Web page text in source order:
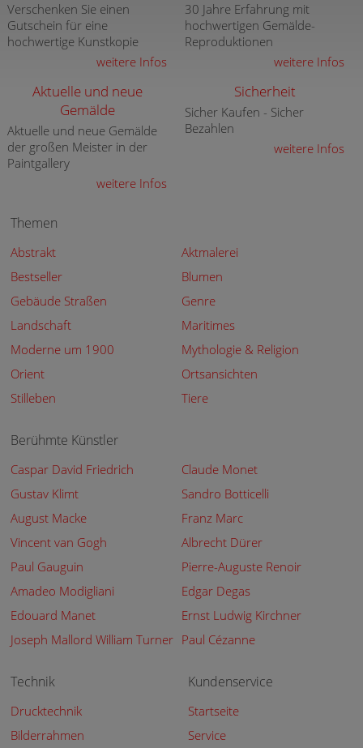
Verschenken Sie einen
Gutschein für eine
hochwertige Kunstkopie
weitere Infos
30 Jahre Erfahrung mit
hochwertigen Gemälde-
Reproduktionen
weitere Infos
Aktuelle und neue
Gemälde
Aktuelle und neue Gemälde
der großen Meister in der
Paintgallery
weitere Infos
Sicherheit
Sicher Kaufen - Sicher
Bezahlen
weitere Infos
Themen
Abstrakt
Aktmalerei
Bestseller
Blumen
Gebäude Straßen
Genre
Landschaft
Maritimes
Moderne um 1900
Mythologie & Religion
Orient
Ortsansichten
Stilleben
Tiere
Berühmte Künstler
Caspar David Friedrich
Claude Monet
Gustav Klimt
Sandro Botticelli
August Macke
Franz Marc
Vincent van Gogh
Albrecht Dürer
Paul Gauguin
Pierre-Auguste Renoir
Amadeo Modigliani
Edgar Degas
Edouard Manet
Ernst Ludwig Kirchner
Joseph Mallord William Turner Paul Cézanne
Technik
Drucktechnik
Bilderrahmen
Kundenservice
Startseite
Service